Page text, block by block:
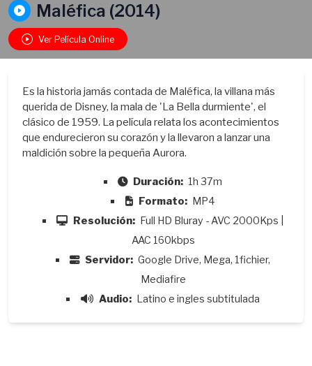
Maléfica (2014)
Ver Película Online
Es la historia jamás contada de Maléfica, la villana más
querida de Disney, la mala de 'La Bella durmiente', el
clásico de 1959. La película relata los acontecimientos
que endurecieron su corazón y la llevaron a lanzar una
maldición sobre la pequeña Aurora.
Duración: 1h 37m
Formato: MP4
Resolución: Full HD Bluray - AVC 2000Kps |
AAC 160kbps
Servidor: Google Drive, Mega, 1fichier,
Mediafire
Audio: Latino e ingles subtitulada